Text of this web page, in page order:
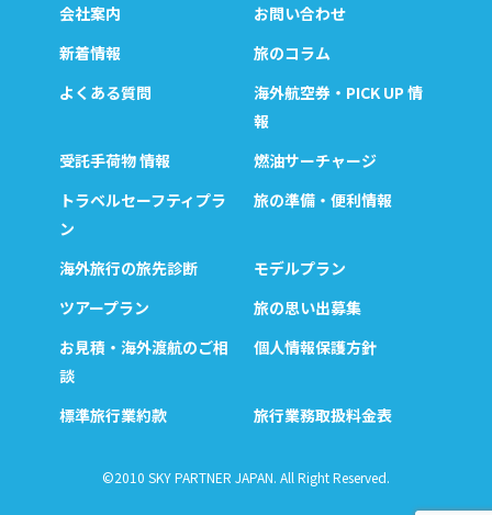
会社案内
お問い合わせ
新着情報
旅のコラム
よくある質問
海外航空券・PICK UP 情
報
受託手荷物 情報
燃油サーチャージ
トラベルセーフティプラ
ン
旅の準備・便利情報
海外旅行の旅先診断
モデルプラン
ツアープラン
旅の思い出募集
お見積・海外渡航のご相
談
個人情報保護方針
標準旅行業約款 旅行業務取扱料金表
©2010 SKY PARTNER JAPAN. All Right Reserved.